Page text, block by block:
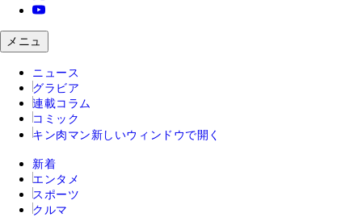
メニュ
ニュース
グラビア
連載コラム
コミック
キン肉マン 新しいウィンドウで開く
新着
エンタメ
スポーツ
クルマ